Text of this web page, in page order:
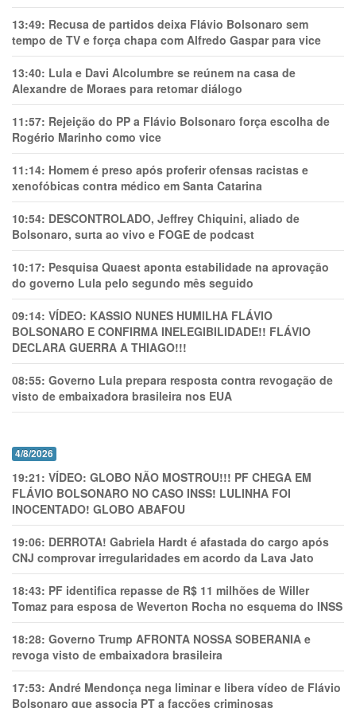
13:49: Recusa de partidos deixa Flávio Bolsonaro sem
tempo de TV e força chapa com Alfredo Gaspar para vice
13:40: Lula e Davi Alcolumbre se reúnem na casa de
Alexandre de Moraes para retomar diálogo
11:57: Rejeição do PP a Flávio Bolsonaro força escolha de
Rogério Marinho como vice
11:14: Homem é preso após proferir ofensas racistas e
xenofóbicas contra médico em Santa Catarina
10:54: DESCONTROLADO, Jeffrey Chiquini, aliado de
Bolsonaro, surta ao vivo e FOGE de podcast
10:17: Pesquisa Quaest aponta estabilidade na aprovação
do governo Lula pelo segundo mês seguido
09:14: VÍDEO: KASSIO NUNES HUMlLHA FLÁVIO
BOLSONARO E CONFIRMA INELEGIBILIDADE!! FLÁVIO
DECLARA GUERRA A THIAGO!!!
08:55: Governo Lula prepara resposta contra revogação de
visto de embaixadora brasileira nos EUA
4/8/2026
19:21: VÍDEO: GLOBO NÃO MOSTROU!!! PF CHEGA EM
FLÁVIO BOLSONARO NO CASO INSS! LULINHA FOI
INOCENTADO! GLOBO ABAFOU
19:06: DERROTA! Gabriela Hardt é afastada do cargo após
CNJ comprovar irregularidades em acordo da Lava Jato
18:43: PF identifica repasse de R$ 11 milhões de Willer
Tomaz para esposa de Weverton Rocha no esquema do INSS
18:28: Governo Trump AFRONTA NOSSA SOBERANIA e
revoga visto de embaixadora brasileira
17:53: André Mendonça nega liminar e libera vídeo de Flávio
Bolsonaro que associa PT a facções criminosas